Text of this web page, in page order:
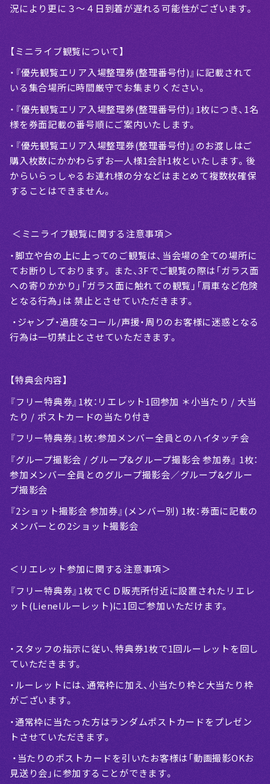
況により更に３〜４日到着が遅れる可能性がございます。
【ミニライブ観覧について】
・『優先観覧エリア入場整理券(整理番号付)』に記載されて
いる集合場所に時間厳守でお集まりください。
・『優先観覧エリア入場整理券(整理番号付)』1枚につき、1名
様を券面記載の番号順にご案内いたします。
・『優先観覧エリア入場整理券(整理番号付)』のお渡しはご
購入枚数にかかわらずお一人様1会計1枚といたします。後
からいらっしゃるお連れ様の分などはまとめて複数枚確保
することはできません。
＜ミニライブ観覧に関する注意事項＞
・脚立や台の上に上ってのご観覧は、当会場の全ての場所に
てお断りしております。 また、3Fでご観覧の際は「ガラス面
への寄りかかり」「ガラス面に触れての観覧」「肩車など危険
となる行為」は 禁止とさせていただきます。
・ジャンプ・過度なコール/声援・周りのお客様に迷惑となる
行為は一切禁止とさせていただきます。
【特典会内容】
『フリー特典券』1枚：リエレット1回参加 ＊小当たり / 大当
たり / ポストカードの当たり付き
『フリー特典券』1枚：参加メンバー全員とのハイタッチ会
『グループ撮影会 / グループ&グループ撮影会 参加券』 1枚：
参加メンバー全員とのグループ撮影会／グループ&グルー
プ撮影会
『2ショット撮影会 参加券』(メンバー別) 1枚：券面に記載の
メンバーとの2ショット撮影会
＜リエレット参加に関する注意事項＞
『フリー特典券』1枚でＣＤ販売所付近に設置されたリエレ
ット(Lienelルーレット)に1回ご参加いただけます。
・スタッフの指示に従い、特典券1枚で1回ルーレットを回し
ていただきます。
・ルーレットには、通常枠に加え、小当たり枠と大当たり枠
がございます。
・通常枠に当たった方はランダムポストカードをプレゼン
トさせていただきます。
・当たりのポストカードを引いたお客様は「動画撮影OKお
見送り会」に参加することができます。